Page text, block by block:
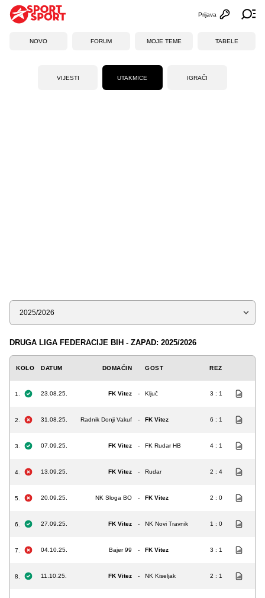
Otvori
Prijava
NOVO FORUM MOJE TEME TABELE
VIJESTI UTAKMICE IGRAČI
Sezona
DRUGA LIGA FEDERACIJE BIH - ZAPAD: 2025/2026
KOLO DATUM DOMAĆIN GOST REZ
1. 23.08.25. FK Vitez - Ključ 3 : 1
2. 31.08.25. Radnik Donji Vakuf - FK Vitez 6 : 1
3. 07.09.25. FK Vitez - FK Rudar HB 4 : 1
4. 13.09.25. FK Vitez - Rudar 2 : 4
5. 20.09.25. NK Sloga BO - FK Vitez 2 : 0
6. 27.09.25. FK Vitez - NK Novi Travnik 1 : 0
7. 04.10.25. Bajer 99 - FK Vitez 3 : 1
8. 11.10.25. FK Vitez - NK Kiseljak 2 : 1